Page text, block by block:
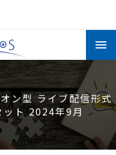
ン型 ライブ配信形式
ト 2024年9月